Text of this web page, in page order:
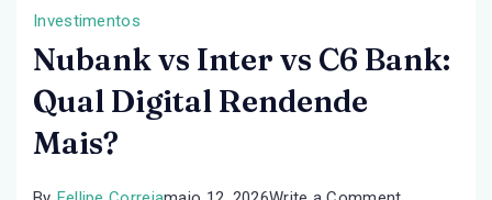
Investimentos
Nubank vs Inter vs C6 Bank:
Qual Digital Rendende
Mais?